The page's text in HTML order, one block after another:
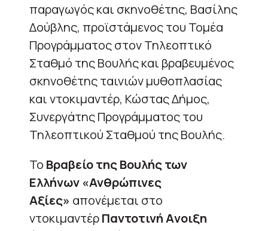
παραγωγός και σκηνοθέτης, Βασίλης
Δούβλης, προϊστάμενος του Τομέα
Προγράμματος στον Τηλεοπτικό
Σταθμό της Βουλής και βραβευμένος
σκηνοθέτης ταινιών μυθοπλασίας
και ντοκιμαντέρ, Κώστας Δήμος,
Συνεργάτης Προγράμματος του
Τηλεοπτικού Σταθμού της Βουλής.
Το Βραβείο της Βουλής των
Ελλήνων «Ανθρώπινες
Αξίες» απονέμεται στο
ντοκιμαντέρΠαντοτινή Aνοιξη